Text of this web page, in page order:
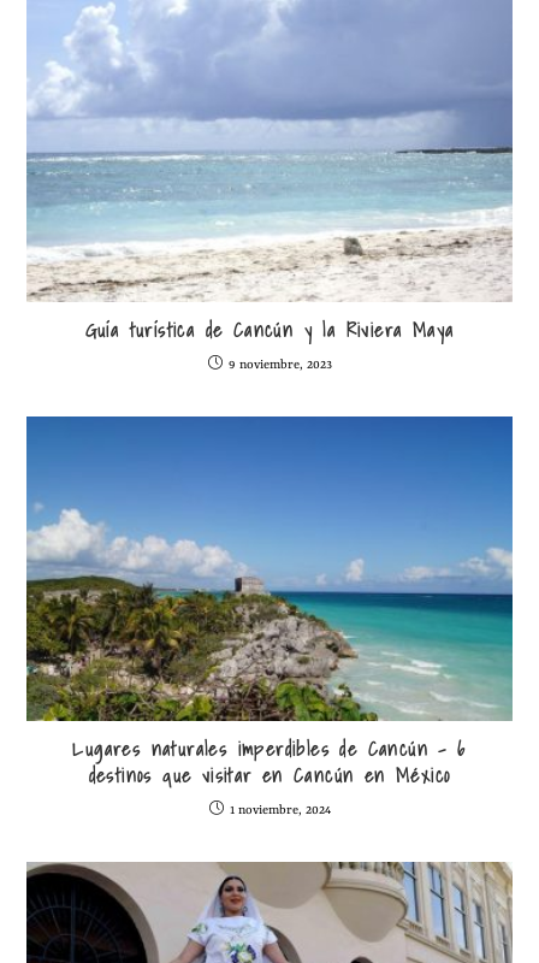
Guía turística de Cancún y la Riviera Maya
9 noviembre, 2023
Lugares naturales imperdibles de Cancún – 6
destinos que visitar en Cancún en México
1 noviembre, 2024